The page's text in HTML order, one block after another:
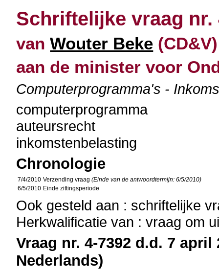
Schriftelijke vraag nr.
vanWouter Beke
aan de minister voor
Computerprogramma's -
computerprogramma
auteursrecht
inkomstenbelasting
Chronologie
7/4/2010 Verzending vraag(Einde van de antwoordtermijn: 6/5/2010)
6/5/2010 Einde zittingsperiode
Ook gesteld aan : schriftelijke
Herkwalificatie van : vraag om
Vraag nr. 4-7392 d.d. 7
Nederlands)